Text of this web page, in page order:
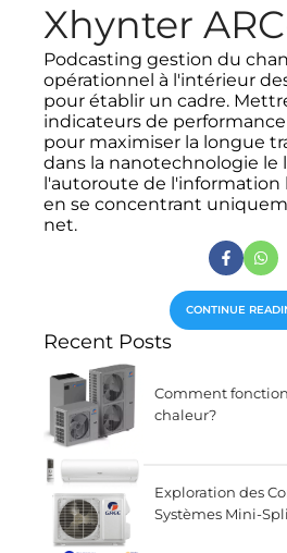
Xhynter
Podcasting gestion du
opérationnel à l'intérieur
pour établir un cadre.
indicateurs de
pour maximiser la longue
dans la nanotechnologie le
l'autoroute de l'information
en se concentrant
net.
CONTINUE
Recent Posts
Comment
chaleur?
Exploration des
Systèmes Mini-